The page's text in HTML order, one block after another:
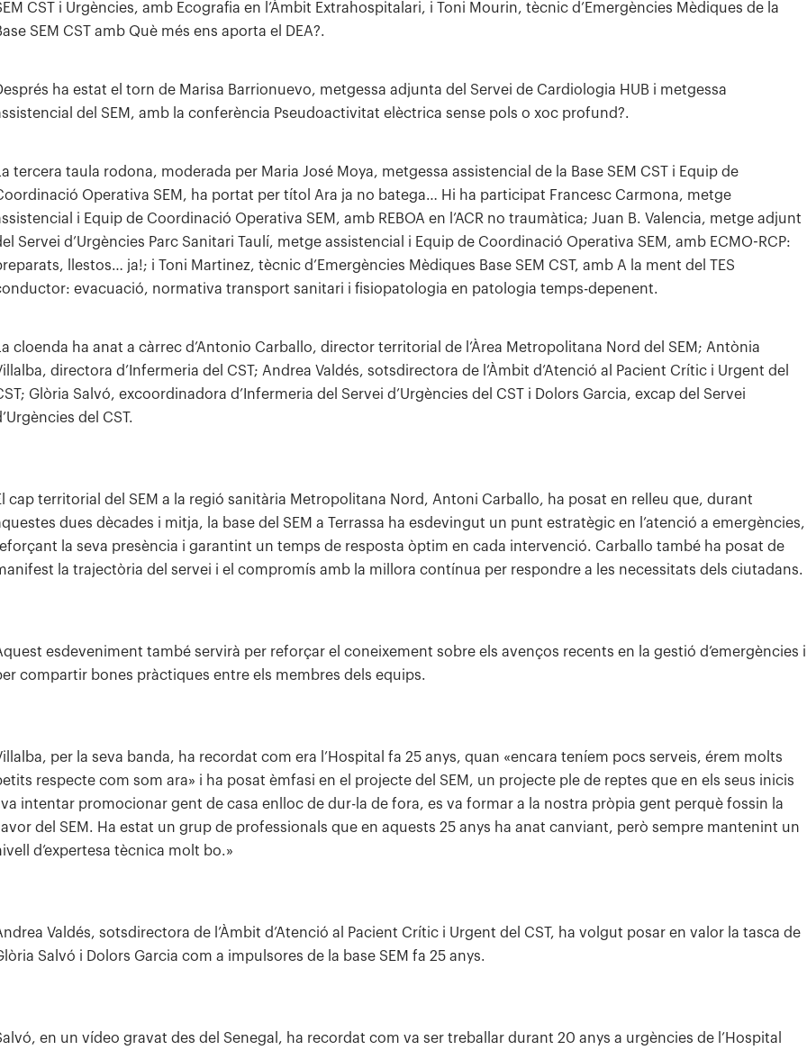
CST i Urgències, amb Ecografia en l’Àmbit Extrahospitalari, i Toni Mourin, tècnic d’Emergències Mèdiques de la
SEM CST amb Què més ens aporta el DEA?.
ha estat el torn de Marisa Barrionuevo, metgessa adjunta del Servei de Cardiologia HUB i metgessa
del SEM, amb la conferència Pseudoactivitat elèctrica sense pols o xoc profund?.
tercera taula rodona, moderada per Maria José Moya, metgessa assistencial de la Base SEM CST i Equip de
Operativa SEM, ha portat per títol Ara ja no batega… Hi ha participat Francesc Carmona, metge
i Equip de Coordinació Operativa SEM, amb REBOA en l’ACR no traumàtica; Juan B. Valencia, metge adjunt
Servei d’Urgències Parc Sanitari Taulí, metge assistencial i Equip de Coordinació Operativa SEM, amb ECMO-RCP:
llestos… ja!; i Toni Martinez, tècnic d’Emergències Mèdiques Base SEM CST, amb A la ment del TES
evacuació, normativa transport sanitari i fisiopatologia en patologia temps-depenent.
cloenda ha anat a càrrec d’Antonio Carballo, director territorial de l’Àrea Metropolitana Nord del SEM; Antònia
directora d’Infermeria del CST; Andrea Valdés, sotsdirectora de l’Àmbit d’Atenció al Pacient Crític i Urgent del
Glòria Salvó, excoordinadora d’Infermeria del Servei d’Urgències del CST i Dolors Garcia, excap del Servei
del CST.
cap territorial del SEM a la regió sanitària Metropolitana Nord, Antoni Carballo, ha posat en relleu que, durant
dues dècades i mitja, la base del SEM a Terrassa ha esdevingut un punt estratègic en l’atenció a emergències,
la seva presència i garantint un temps de resposta òptim en cada intervenció. Carballo també ha posat de
la trajectòria del servei i el compromís amb la millora contínua per respondre a les necessitats dels ciutadans.
esdeveniment també servirà per reforçar el coneixement sobre els avenços recents en la gestió d’emergències i
compartir bones pràctiques entre els membres dels equips.
per la seva banda, ha recordat com era l’Hospital fa 25 anys, quan «encara teníem pocs serveis, érem molts
respecte com som ara» i ha posat èmfasi en el projecte del SEM, un projecte ple de reptes que en els seus inicis
intentar promocionar gent de casa enlloc de dur-la de fora, es va formar a la nostra pròpia gent perquè fossin la
del SEM. Ha estat un grup de professionals que en aquests 25 anys ha anat canviant, però sempre mantenint un
d’expertesa tècnica molt bo.»
Valdés, sotsdirectora de l’Àmbit d’Atenció al Pacient Crític i Urgent del CST, ha volgut posar en valor la tasca de
Salvó i Dolors Garcia com a impulsores de la base SEM fa 25 anys.
en un vídeo gravat des del Senegal, ha recordat com va ser treballar durant 20 anys a urgències de l’Hospital